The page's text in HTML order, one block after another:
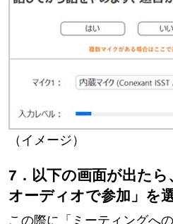
（イメージ）
7．以下の画面が出た
オーディオで参加」を
この際に「ミーティングへ